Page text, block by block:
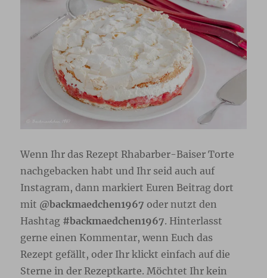
Wenn Ihr das Rezept Rhabarber-Baiser Torte
nachgebacken habt und Ihr seid auch auf
Instagram, dann markiert Euren Beitrag dort
mit @backmaedchen1967 oder nutzt den
Hashtag #backmaedchen1967. Hinterlasst
gerne einen Kommentar, wenn Euch das
Rezept gefällt, oder Ihr klickt einfach auf die
Sterne in der Rezeptkarte. Möchtet Ihr kein